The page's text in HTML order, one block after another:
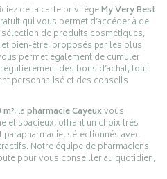
de la carte privilègeMy Very Best
qui vous permet d’accéder à de
de produits cosmétiques,
bien-être, proposés par les plus
permet également de cumuler
des bons d’achat, tout
personnalisé et des conseils
m², lapharmacie Cayeuxvous
et spacieux, offrant un choix très
sélectionnés avec
Notre équipe de pharmaciens
pour vous conseiller au quotidien,